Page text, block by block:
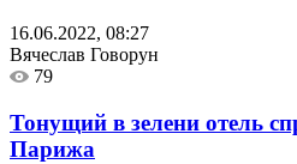
16.06.2022, 08:27
Вячеслав Говорун
79
Тонущий в зелени отель
Парижа